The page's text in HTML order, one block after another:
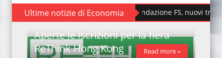
Ultime notizie di EconomiaFondazione FS, nuovi treni storici
Aperte le iscrizioni per la fiera
ReThink Hong Kong
Read more »